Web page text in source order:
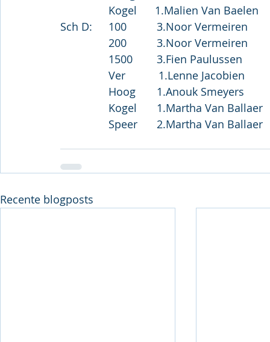
Recente blogposts